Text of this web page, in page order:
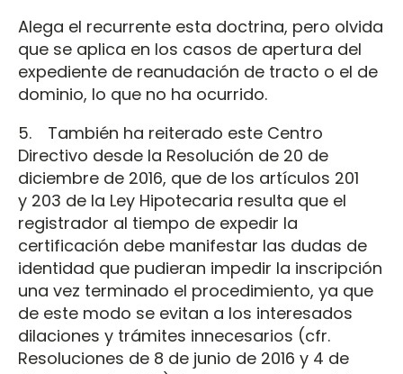
Alega el recurrente esta doctrina, pero olvida
que se aplica en los casos de apertura del
expediente de reanudación de tracto o el de
dominio, lo que no ha ocurrido.
5. También ha reiterado este Centro
Directivo desde la Resolución de 20 de
diciembre de 2016, que de los artículos 201
y 203 de la Ley Hipotecaria resulta que el
registrador al tiempo de expedir la
certificación debe manifestar las dudas de
identidad que pudieran impedir la inscripción
una vez terminado el procedimiento, ya que
de este modo se evitan a los interesados
dilaciones y trámites innecesarios (cfr.
Resoluciones de 8 de junio de 2016 y 4 de